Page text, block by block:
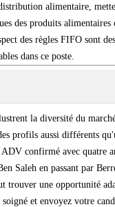
alimentaire,
des produits alimentaires
des règles FIFO sont
dans ce poste.
la diversité du
profils aussi différents
confirmé avec quatre
Saleh en passant par
trouver une opportunité
et envoyez votre